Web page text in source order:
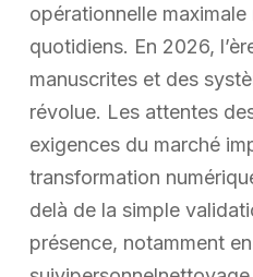
opérationnelle
quotidiens. En 2026,
manuscrites et des
révolue. Les attentes
exigences du marché
transformation
delà de la simple
présence, notamment